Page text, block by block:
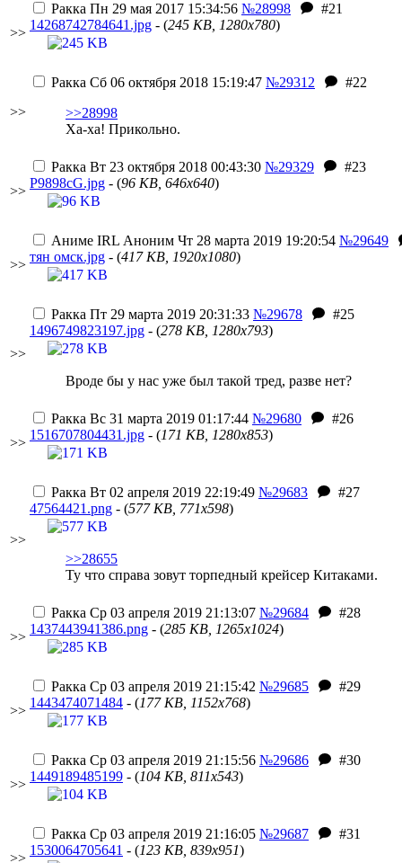
>>
Ракка Пн 29 мая 2017 15:34:56 №28998
#21
14268742784641.jpg - (245 KB, 1280x780)
>>
Ракка Сб 06 октября 2018 15:19:47 №29312
#22
>>28998
Ха-ха! Прикольно.
>>
Ракка Вт 23 октября 2018 00:43:30 №29329
#23
P9898cG.jpg - (96 KB, 646x640)
>>
Аниме IRL Аноним Чт 28 марта 2019 19:20:54 №29649
тян омск.jpg - (417 KB, 1920x1080)
>>
Ракка Пт 29 марта 2019 20:31:33 №29678
#25
1496749823197.jpg - (278 KB, 1280x793)
Вроде бы у нас уже был такой тред, разве нет?
>>
Ракка Вс 31 марта 2019 01:17:44 №29680
#26
1516707804431.jpg - (171 KB, 1280x853)
>>
Ракка Вт 02 апреля 2019 22:19:49 №29683
#27
47564421.png - (577 KB, 771x598)
>>28655
Ту что справа зовут торпедный крейсер Китаками.
>>
Ракка Ср 03 апреля 2019 21:13:07 №29684
#28
1437443941386.png - (285 KB, 1265x1024)
>>
Ракка Ср 03 апреля 2019 21:15:42 №29685
#29
1443474071484 - (177 KB, 1152x768)
>>
Ракка Ср 03 апреля 2019 21:15:56 №29686
#30
1449189485199 - (104 KB, 811x543)
>>
Ракка Ср 03 апреля 2019 21:16:05 №29687
#31
1530064705641 - (123 KB, 839x951)